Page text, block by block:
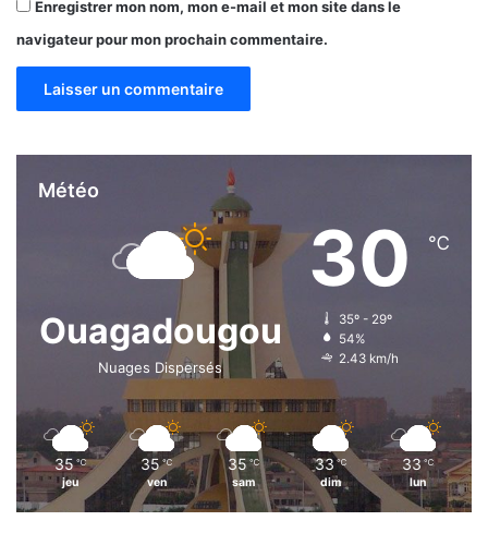
Enregistrer mon nom, mon e-mail et mon site dans le
navigateur pour mon prochain commentaire.
Météo
Ouagadougou
Nuages Dispersés
30 ℃
35º - 29º
54%
2.43 km/h
35 ℃
jeu
35 ℃
ven
35 ℃
sam
33 ℃
dim
33 ℃
lun